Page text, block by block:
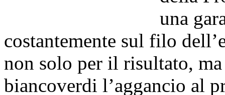
una
costantemente sul filo
non solo per il risultato, ma
biancoverdi l’aggancio al